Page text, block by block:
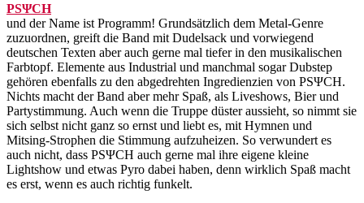
PSΨCH
und der Name ist Programm! Grundsätzlich dem Metal-Genre
zuzuordnen, greift die Band mit Dudelsack und vorwiegend
deutschen Texten aber auch gerne mal tiefer in den musikalischen
Farbtopf. Elemente aus Industrial und manchmal sogar Dubstep
gehören ebenfalls zu den abgedrehten Ingredienzien von PSΨCH.
Nichts macht der Band aber mehr Spaß, als Liveshows, Bier und
Partystimmung. Auch wenn die Truppe düster aussieht, so nimmt sie
sich selbst nicht ganz so ernst und liebt es, mit Hymnen und
Mitsing-Strophen die Stimmung aufzuheizen. So verwundert es
auch nicht, dass PSΨCH auch gerne mal ihre eigene kleine
Lightshow und etwas Pyro dabei haben, denn wirklich Spaß macht
es erst, wenn es auch richtig funkelt.